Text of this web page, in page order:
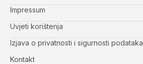
Impressum
Uvjeti korištenja
Izjava o privatnosti i sigurnosti podataka
Kontakt